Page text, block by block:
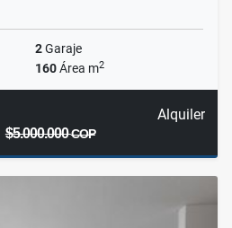
2Garaje
160Área m2
Alquiler
$5.000.000COP